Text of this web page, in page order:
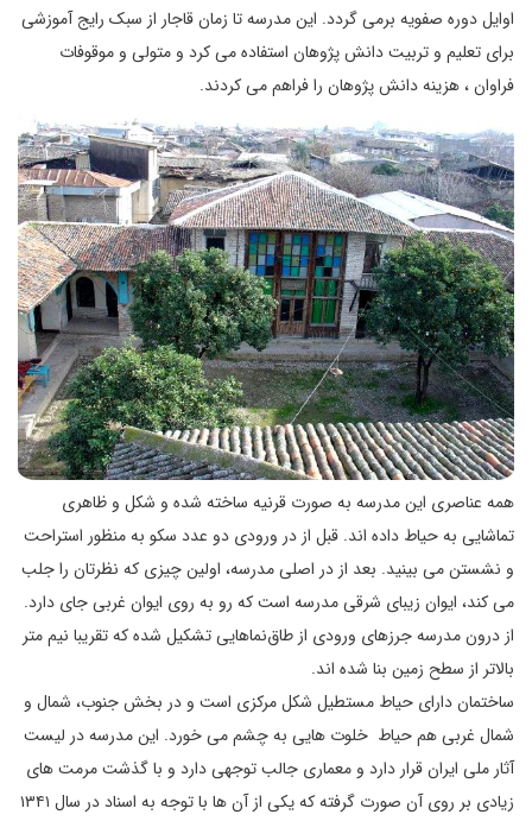
اوایل دوره صفویه برمی گردد. این مدرسه تا زمان قاجار از سبک رایج آموزشی
برای تعلیم و تربیت دانش پژوهان استفاده می کرد و متولی و موقوفات
فراوان ، هزینه دانش پژوهان را فراهم می کردند.
همه عناصری این مدرسه به صورت قرنیه ساخته شده و شکل و ظاهری
تماشایی به حیاط داده اند. قبل از در ورودی دو عدد سکو به منظور استراحت
و نشستن می بینید. بعد از در اصلی مدرسه، اولین چیزی که نظرتان را جلب
می کند، ایوان زیبای شرقی مدرسه است که رو به روی ایوان غربی جای دارد.
از درون مدرسه جرزهای ورودی از طاق‌نماهایی تشکیل شده که تقریبا نیم متر
بالاتر از سطح زمین بنا شده اند.
ساختمان دارای حیاط مستطیل شکل مرکزی است و در بخش جنوب، شمال و
شمال غربی هم حیاط ‌ خلوت هایی به چشم می خورد. این مدرسه در لیست
آثار ملی ایران قرار دارد و معماری جالب توجهی دارد و با گذشت مرمت های
زیادی بر روی آن صورت گرفته که یکی از آن ها با توجه به اسناد در سال ۱۳۴۱